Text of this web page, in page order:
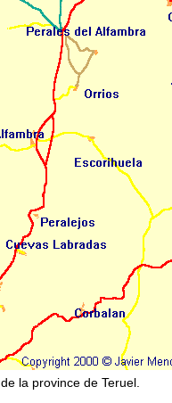
la province de Teruel.